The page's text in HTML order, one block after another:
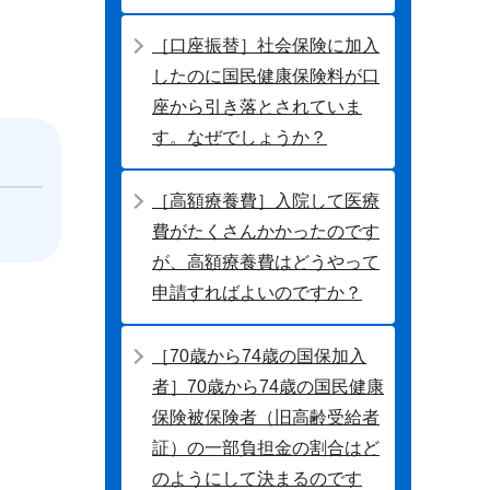
［口座振替］社会保険に加入
したのに国民健康保険料が口
座から引き落とされていま
す。なぜでしょうか？
［高額療養費］入院して医療
費がたくさんかかったのです
が、高額療養費はどうやって
申請すればよいのですか？
［70歳から74歳の国保加入
者］70歳から74歳の国民健康
保険被保険者（旧高齢受給者
証）の一部負担金の割合はど
のようにして決まるのです